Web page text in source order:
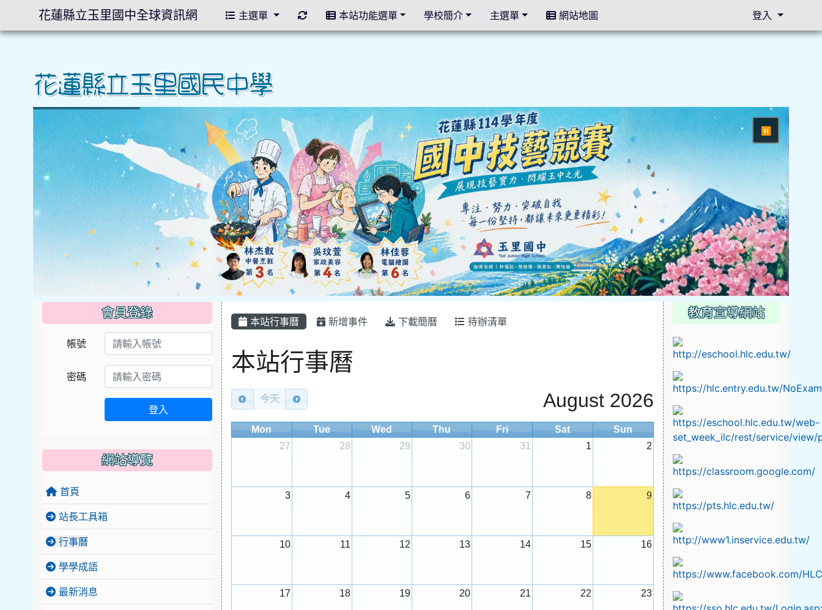
⏸
本站行事曆 新增事件 下載簡曆 待辦清單
Calendar
本站行事曆
今天 August 2026
Mon Tue Wed Thu Fri Sat
Sun
27
28 29 30 31 1 2
3 4 5 6 7 8 9
10 11 12 13 14 15 16
17 18 19 20 21 22 23
會員登錄
帳號
密碼
登入
網站導覽
首頁
站長工具箱
行事曆
學學成語
最新消息
教育宣導網站
花蓮縣立玉里國中全球資訊網 主選單 重新取得佈景設定
本站功能選單 學校簡介 主選單 網站地圖 登入